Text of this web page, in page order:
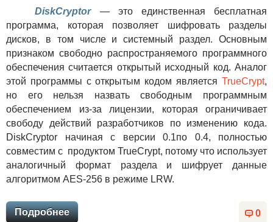
DiskCryptor— это единственная бесплатная
программа, которая позволяет шифровать разделы
дисков, в том числе и системный раздел. Основным
признаком свободно распространяемого программного
обеспечения считается открытый исходный код. Аналог
этой программы с открытым кодом является TrueCrypt,
но его нельзя назвать свободным программным
обеспечением из-за лицензии, которая ограничивает
свободу действий разработчиков по изменению кода.
DiskCryptor начиная с версии 0.1по 0.4, полностью
совместим с продуктом TrueCrypt, потому что использует
аналогичный формат раздела и шифрует данные
алгоритмом AES-256 в режиме LRW.
0
Подробнее